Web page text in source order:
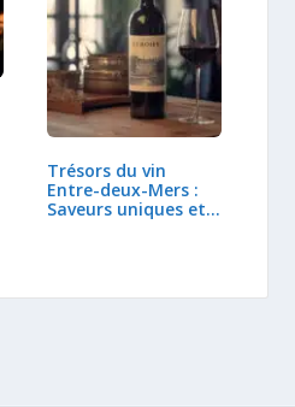
Trésors du vin
Entre-deux-Mers :
Saveurs uniques et…